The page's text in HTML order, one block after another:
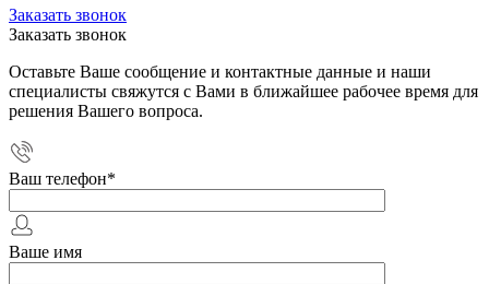
Заказать звонок
Заказать звонок
Оставьте Ваше сообщение и контактные данные и наши
специалисты свяжутся с Вами в ближайшее рабочее время для
решения Вашего вопроса.
Ваш телефон*
Ваше имя